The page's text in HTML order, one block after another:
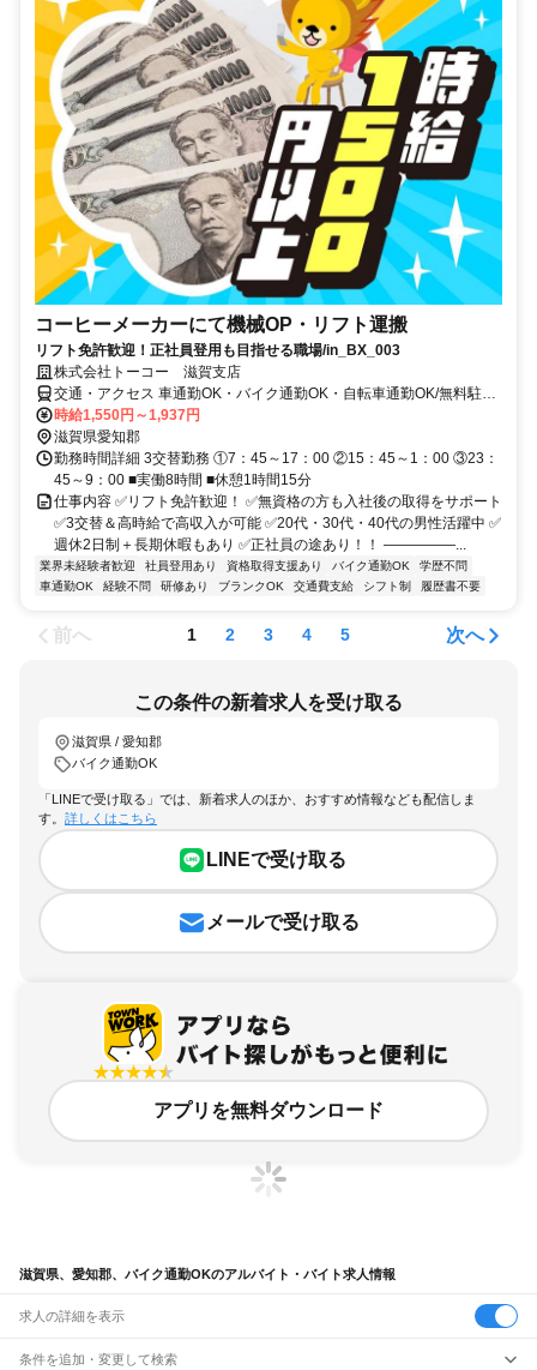
コーヒーメーカーにて機械OP・リフト運搬
リフト免許歓迎！正社員登用も目指せる職場/in_BX_003
株式会社トーコー 滋賀支店
交通・アクセス 車通勤OK・バイク通勤OK・自転車通勤OK/無料駐車
場完備
時給1,550円～1,937円
滋賀県愛知郡
勤務時間詳細 3交替勤務 ①7：45～17：00 ②15：45～1：00 ③23：
45～9：00 ■実働8時間 ■休憩1時間15分
仕事内容 ✅リフト免許歓迎！ ✅無資格の方も入社後の取得をサポート
✅3交替＆高時給で高収入が可能 ✅20代・30代・40代の男性活躍中 ✅
週休2日制＋長期休暇もあり ✅正社員の途あり！！ ―――――...
業界未経験者歓迎 社員登用あり 資格取得支援あり バイク通勤OK
学歴不問
車通勤OK
経験不問 研修あり ブランクOK 交通費支給 シフト制 履歴書不要
前へ 1 2 3 4 5 次へ
この条件の新着求人を受け取る
滋賀県 / 愛知郡
バイク通勤OK
「LINEで受け取る」では、新着求人のほか、おすすめ情報なども配信しま
す。 詳しくはこちら
LINEで受け取る
メールで受け取る
アプリを無料ダウンロード
滋賀県、愛知郡、バイク通勤OKのアルバイト・バイト求人情報
求人の詳細を表示
条件を追加・変更して検索